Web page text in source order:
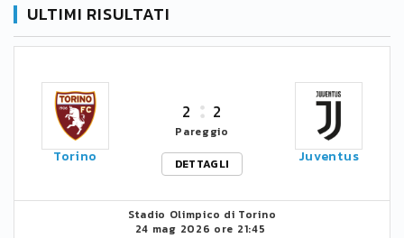
ULTIMI RISULTATI
Torino
2 2
Pareggio
DETTAGLI
Juventus
Stadio Olimpico di Torino
24 mag 2026 ore 21:45